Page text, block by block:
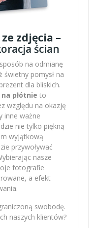
zdjęcia –
ścian
na odmianę
świetny pomysł na
dla bliskich.
płótnie to
względu na okazję
inne ważne
nie tylko piękną
wyjątkową
przywoływać
nasze
fotografie
a efekt
swobodę.
naszych klientów?